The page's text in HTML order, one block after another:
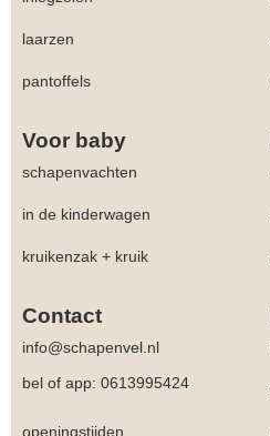
laarzen
pantoffels
Voor baby
schapenvachten
in de kinderwagen
kruikenzak + kruik
Contact
info@schapenvel.nl
bel of app: 0613995424
openingstijden